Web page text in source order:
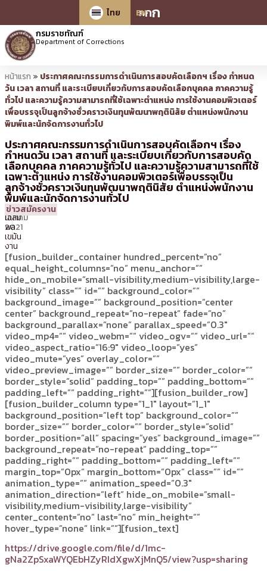
กกก
ไทย
EN
กรมราชทัณฑ์
Department of Corrections
หน้าแรก » ประกาศคณะกรรมการดำเนินการสอบคัดเลือกฯ เรื่อง กำหนด
วัน เวลา สถานที่ และระเบียบเกี่ยวกับการสอบคัดเลือกบุคคล ภาคความรู้
ทั่วไป และความรู้ความสามารถที่ใช้เฉพาะตำแหน่ง การใช้งานคอมพิวเตอร์
เพื่อบรรจุเป็นลูกจ้างชั่วคราวเงินทุนพัฒนาพฤตินิสัย ตำแหน่งพนักงาน
พิมพ์และนักจัดการงานทั่วไป
ประกาศคณะกรรมการดำเนินการสอบคัดเลือกฯ เรื่อง
กำหนดวัน เวลา สถานที่ และระเบียบเกี่ยวกับการสอบคัด
เลือกบุคคล ภาคความรู้ทั่วไป และความรู้ความสามารถที่ใช้
เฉพาะตำแหน่ง การใช้งานคอมพิวเตอร์เพื่อบรรจุเป็น
ลูกจ้างชั่วคราวเงินทุนพัฒนาพฤตินิสัย ตำแหน่งพนักงาน
พิมพ์และนักจัดการงานทั่วไป
2
มีนาคม
2021
15:01 น.
โดย
นาย
เฉลิม
พล
เขม้น
งาน
ข่าวสมัครงาน
[fusion_builder_container hundred_percent=”no”
equal_height_columns=”no” menu_anchor=””
hide_on_mobile=”small-visibility,medium-visibility,large-
visibility” class=”” id=”” background_color=””
background_image=”” background_position=”center
center” background_repeat=”no-repeat” fade=”no”
background_parallax=”none” parallax_speed=”0.3″
video_mp4=”” video_webm=”” video_ogv=”” video_url=””
video_aspect_ratio=”16:9″ video_loop=”yes”
video_mute=”yes” overlay_color=””
video_preview_image=”” border_size=”” border_color=””
border_style=”solid” padding_top=”” padding_bottom=””
padding_left=”” padding_right=””][fusion_builder_row]
[fusion_builder_column type=”1_1″ layout=”1_1″
background_position=”left top” background_color=””
border_size=”” border_color=”” border_style=”solid”
border_position=”all” spacing=”yes” background_image=””
background_repeat=”no-repeat” padding_top=””
padding_right=”” padding_bottom=”” padding_left=””
margin_top=”0px” margin_bottom=”0px” class=”” id=””
animation_type=”” animation_speed=”0.3″
animation_direction=”left” hide_on_mobile=”small-
visibility,medium-visibility,large-visibility”
center_content=”no” last=”no” min_height=””
hover_type=”none” link=””][fusion_text]
https://drive.google.com/file/d/1mc-
gNa2ZpSxaWYQEbHZyRIdXgwXjMnQ5/view?usp=sharing